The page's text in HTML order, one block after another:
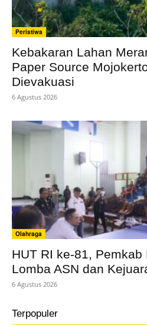
Peristiwa
Kebakaran Lahan
Paper Source
Dievakuasi
6 Agustus 2026
Olahraga
HUT RI ke-81,
Lomba ASN dan
6 Agustus 2026
Terpopuler